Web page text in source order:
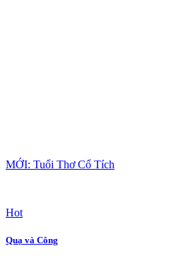
MỚI: Tuổi Thơ Cổ Tích
Hot
Quạ và Công